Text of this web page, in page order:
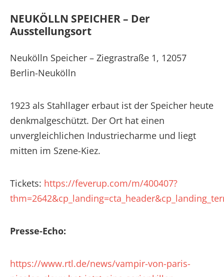
NEUKÖLLN SPEICHER – Der
Ausstellungsort
Neukölln Speicher – Ziegrastraße 1, 12057
Berlin-Neukölln
1923 als Stahllager erbaut ist der Speicher heute
denkmalgeschützt. Der Ort hat einen
unvergleichlichen Industriecharme und liegt
mitten im Szene-Kiez.
Tickets: https://feverup.com/m/400407?
Presse-Echo:
https://www.rtl.de/news/vampir-von-paris-